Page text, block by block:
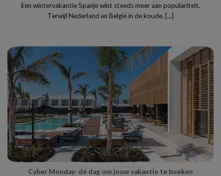
Een wintervakantie Spanje wint steeds meer aan populariteit.
Terwijl Nederland en België in de koude, [...]
Cyber Monday: dé dag om jouw vakantie te boeken